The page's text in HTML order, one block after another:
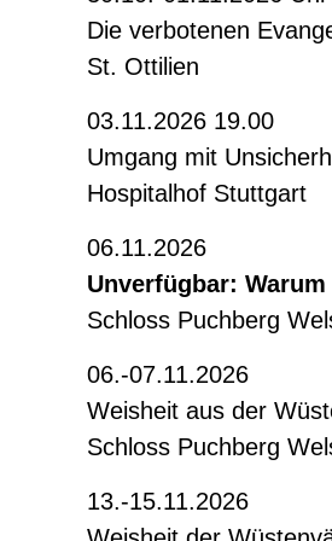
Die verbotenen
St. Ottilien
03.11.2026 19.00
Umgang mit
Hospitalhof Stuttgart
06.11.2026
Unverfügbar:
Schloss Puchberg
06.-07.11.2026
Weisheit aus der
Schloss Puchberg
13.-15.11.2026